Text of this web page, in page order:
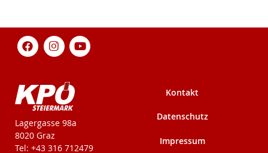
KPÖ-Steiermark
Lagergasse 98a
8020 Graz
Tel: +43 316 712479
Kontakt
Datenschutz
Impressum